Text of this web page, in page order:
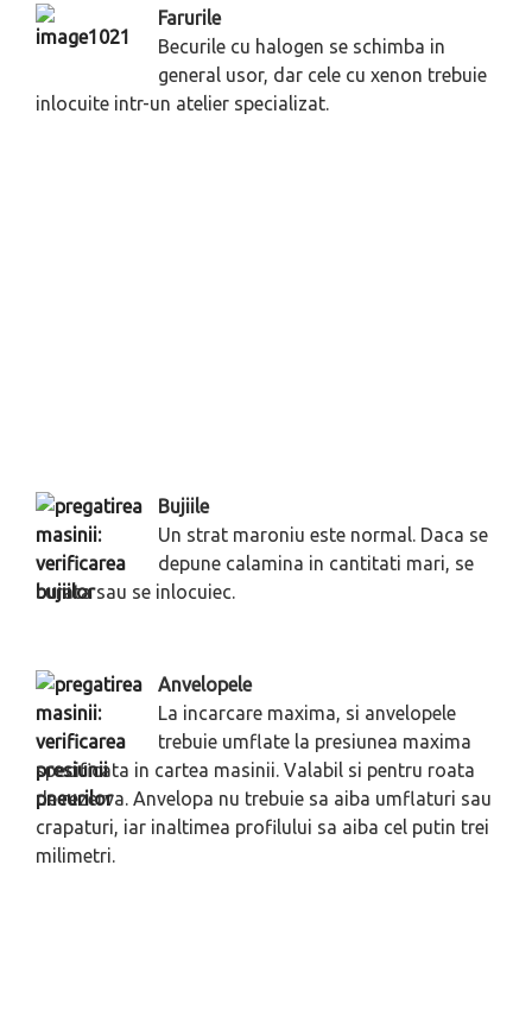
Farurile
Becurile cu halogen se schimba in
general usor, dar cele cu xenon trebuie
inlocuite intr-un atelier specializat.
Bujiile
Un strat maroniu este normal. Daca se
depune calamina in cantitati mari, se
curata sau se inlocuiec.
Anvelopele
La incarcare maxima, si anvelopele
trebuie umflate la presiunea maxima
specificata in cartea masinii. Valabil si pentru roata
de rezerva. Anvelopa nu trebuie sa aiba umflaturi sau
crapaturi, iar inaltimea profilului sa aiba cel putin trei
milimetri.